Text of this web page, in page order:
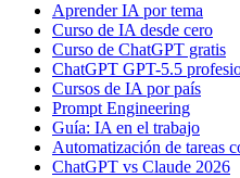
Aprender IA por tema
Curso de IA desde cero
Curso de ChatGPT gratis
ChatGPT GPT-5.5
Cursos de IA por país
Prompt Engineering
Guía: IA en el trabajo
Automatización de tareas
ChatGPT vs Claude 2026